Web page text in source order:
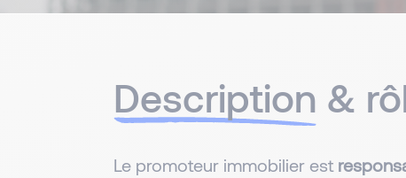
Description &
Le promoteur immobilier est